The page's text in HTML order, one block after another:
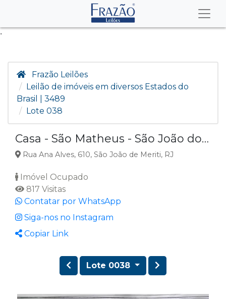
.
Frazão Leilões
Leilão de imóveis em diversos Estados do
Brasil | 3489
Lote 038
Casa - São Matheus - São João do Meriti/RJ
Rua Ana Alves, 610, São João de Meriti, RJ
Imóvel Ocupado
817 Visitas
Contatar por WhatsApp
Siga-nos no Instagram
Copiar Link
Lote 0038